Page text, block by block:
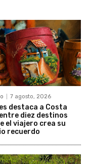
7 agosto, 2026
destaca a Costa
diez destinos
el viajero crea su
recuerdo